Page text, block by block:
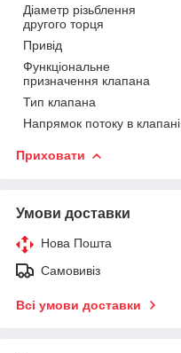
Діаметр різьблення
другого торця
Привід
Функціональне
призначення клапана
Тип клапана
Напрямок потоку в клапані
Приховати
Умови доставки
Нова Пошта
Самовивіз
Всі умови доставки